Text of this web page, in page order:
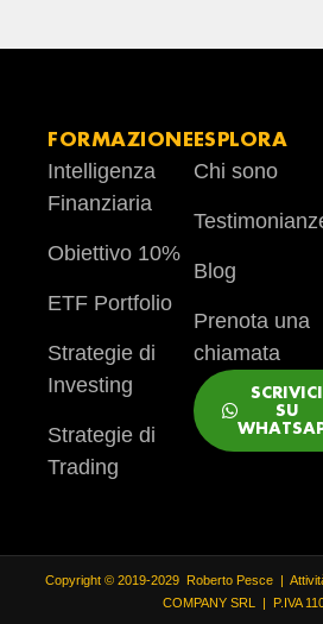
FORMAZIONE
Intelligenza
Finanziaria
Obiettivo 10%
ETF Portfolio
Strategie di
Investing
Strategie di
Trading
ESPLORA
Chi sono
Blog
Prenota una
chiamata
SCRIVICI
SU
Copyright © 2019-2029 Roberto Pesce |
COMPANY SRL | P.IVA